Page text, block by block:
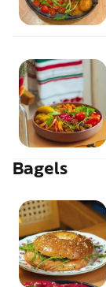
Bagels